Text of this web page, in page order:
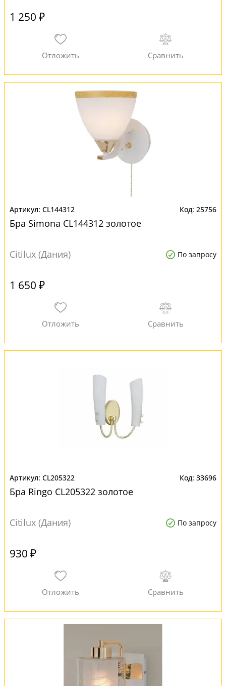
1 250 ₽
CL144312 25756
Бра Simona CL144312 золотое
Citilux (Дания) По запросу
1 650 ₽
CL205322 33696
Бра Ringo CL205322 золотое
Citilux (Дания) По запросу
930 ₽